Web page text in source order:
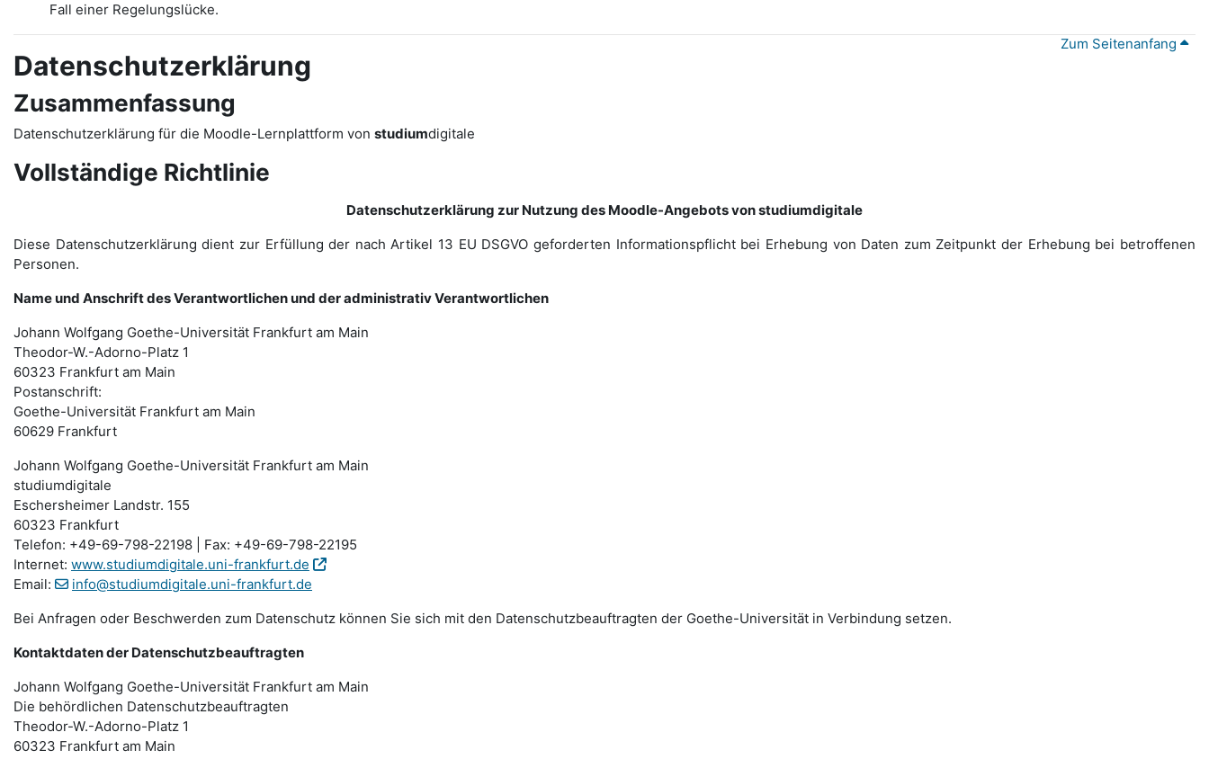
Fall einer Regelungslücke.
Zum Seitenanfang
Datenschutzerklärung
Zusammenfassung
Datenschutzerklärung für die Moodle-Lernplattform von studiumdigitale
Vollständige Richtlinie
Datenschutzerklärung zur Nutzung des Moodle-Angebots von studiumdigitale
Diese Datenschutzerklärung dient zur Erfüllung der nach Artikel 13 EU DSGVO geforderten Informationspflicht bei Erhebung von Daten zum Zeitpunkt der Erhebung bei betroffenen
Personen.
Name und Anschrift des Verantwortlichen und der administrativ Verantwortlichen
Johann Wolfgang Goethe-Universität Frankfurt am Main
Theodor-W.-Adorno-Platz 1
60323 Frankfurt am Main
Postanschrift:
Goethe-Universität Frankfurt am Main
60629 Frankfurt
Johann Wolfgang Goethe-Universität Frankfurt am Main
studiumdigitale
Eschersheimer Landstr. 155
60323 Frankfurt
Telefon: +49-69-798-22198 | Fax: +49-69-798-22195
Internet: www.studiumdigitale.uni-frankfurt.de
Email:
info@studiumdigitale.uni-frankfurt.de
Bei Anfragen oder Beschwerden zum Datenschutz können Sie sich mit den Datenschutz­beauftragten der Goethe-Universität in Verbindung setzen.
Kontaktdaten der Datenschutzbeauftragten
Johann Wolfgang Goethe-Universität Frankfurt am Main
Die behördlichen Datenschutzbeauftragten
Theodor-W.-Adorno-Platz 1
60323 Frankfurt am Main